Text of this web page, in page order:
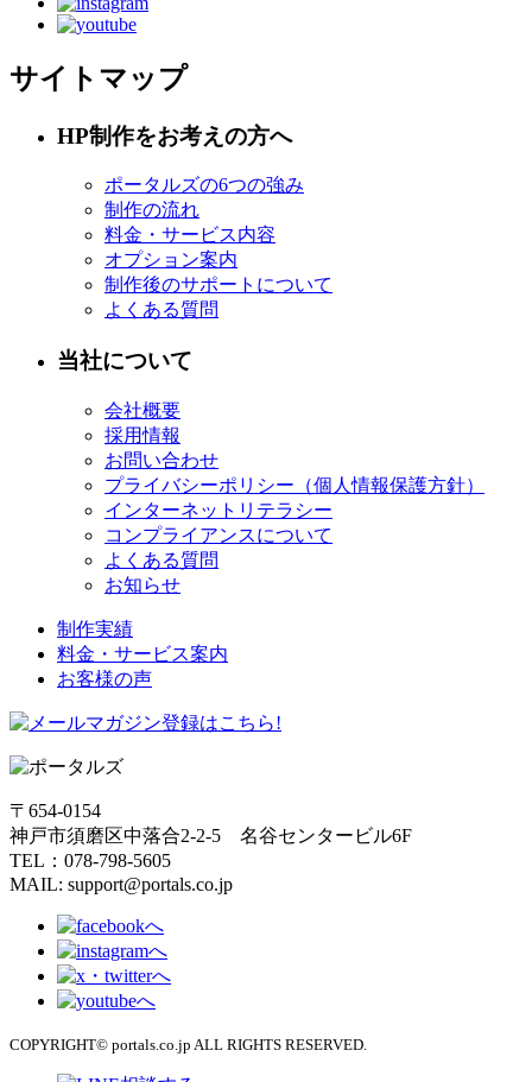
サイトマップ
HP制作をお考えの方へ
ポータルズの6つの強み
制作の流れ
料金・サービス内容
オプション案内
制作後のサポートについて
よくある質問
当社について
会社概要
採用情報
お問い合わせ
プライバシーポリシー（個人情報保護方針）
インターネットリテラシー
コンプライアンスについて
よくある質問
お知らせ
制作実績
料金・サービス案内
お客様の声
〒654-0154
神戸市須磨区中落合2-2-5 名谷センタービル6F
TEL：078-798-5605
MAIL: support@portals.co.jp
COPYRIGHT© portals.co.jp ALL RIGHTS RESERVED.